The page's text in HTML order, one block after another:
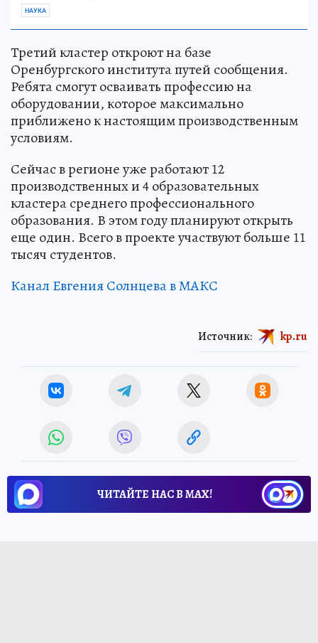
НАУКА
Третий кластер откроют на базе
Оренбургского института путей сообщения.
Ребята смогут осваивать профессию на
оборудовании, которое максимально
приближено к настоящим производственным
условиям.
Сейчас в регионе уже работают 12
производственных и 4 образовательных
кластера среднего профессионального
образования. В этом году планируют открыть
еще один. Всего в проекте участвуют больше 11
тысяч студентов.
Канал Евгения Солнцева в МАКС
Источник: kp.ru
ЧИТАЙТЕ НАС В МАХ!